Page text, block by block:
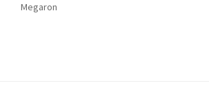
Megaron